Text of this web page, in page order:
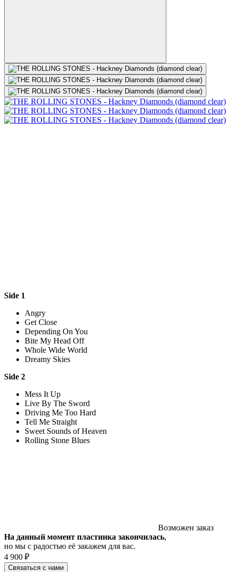
Side 1
Angry
Get Close
Depending On You
Bite My Head Off
Whole Wide World
Dreamy Skies
Side 2
Mess It Up
Live By The Sword
Driving Me Too Hard
Tell Me Straight
Sweet Sounds of Heaven
Rolling Stone Blues
Возможен заказ
На данный момент пластинка закончилась,
но мы с радостью её закажем для вас.
4 900 ₽
Связаться с нами